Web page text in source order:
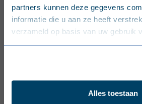
partners kunnen deze gegevens
informatie die u aan ze heeft
verzameld op basis van uw gebruik
Alles toestaan
Nederlands (Nederland)
Deutsch (Deutschland)
Svenska (Sverige)